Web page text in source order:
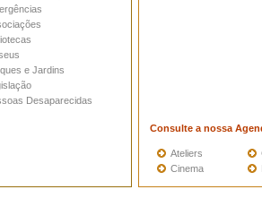
e Jardins
Desaparecidas
Consulte a nossa
Ateliers
Cinema